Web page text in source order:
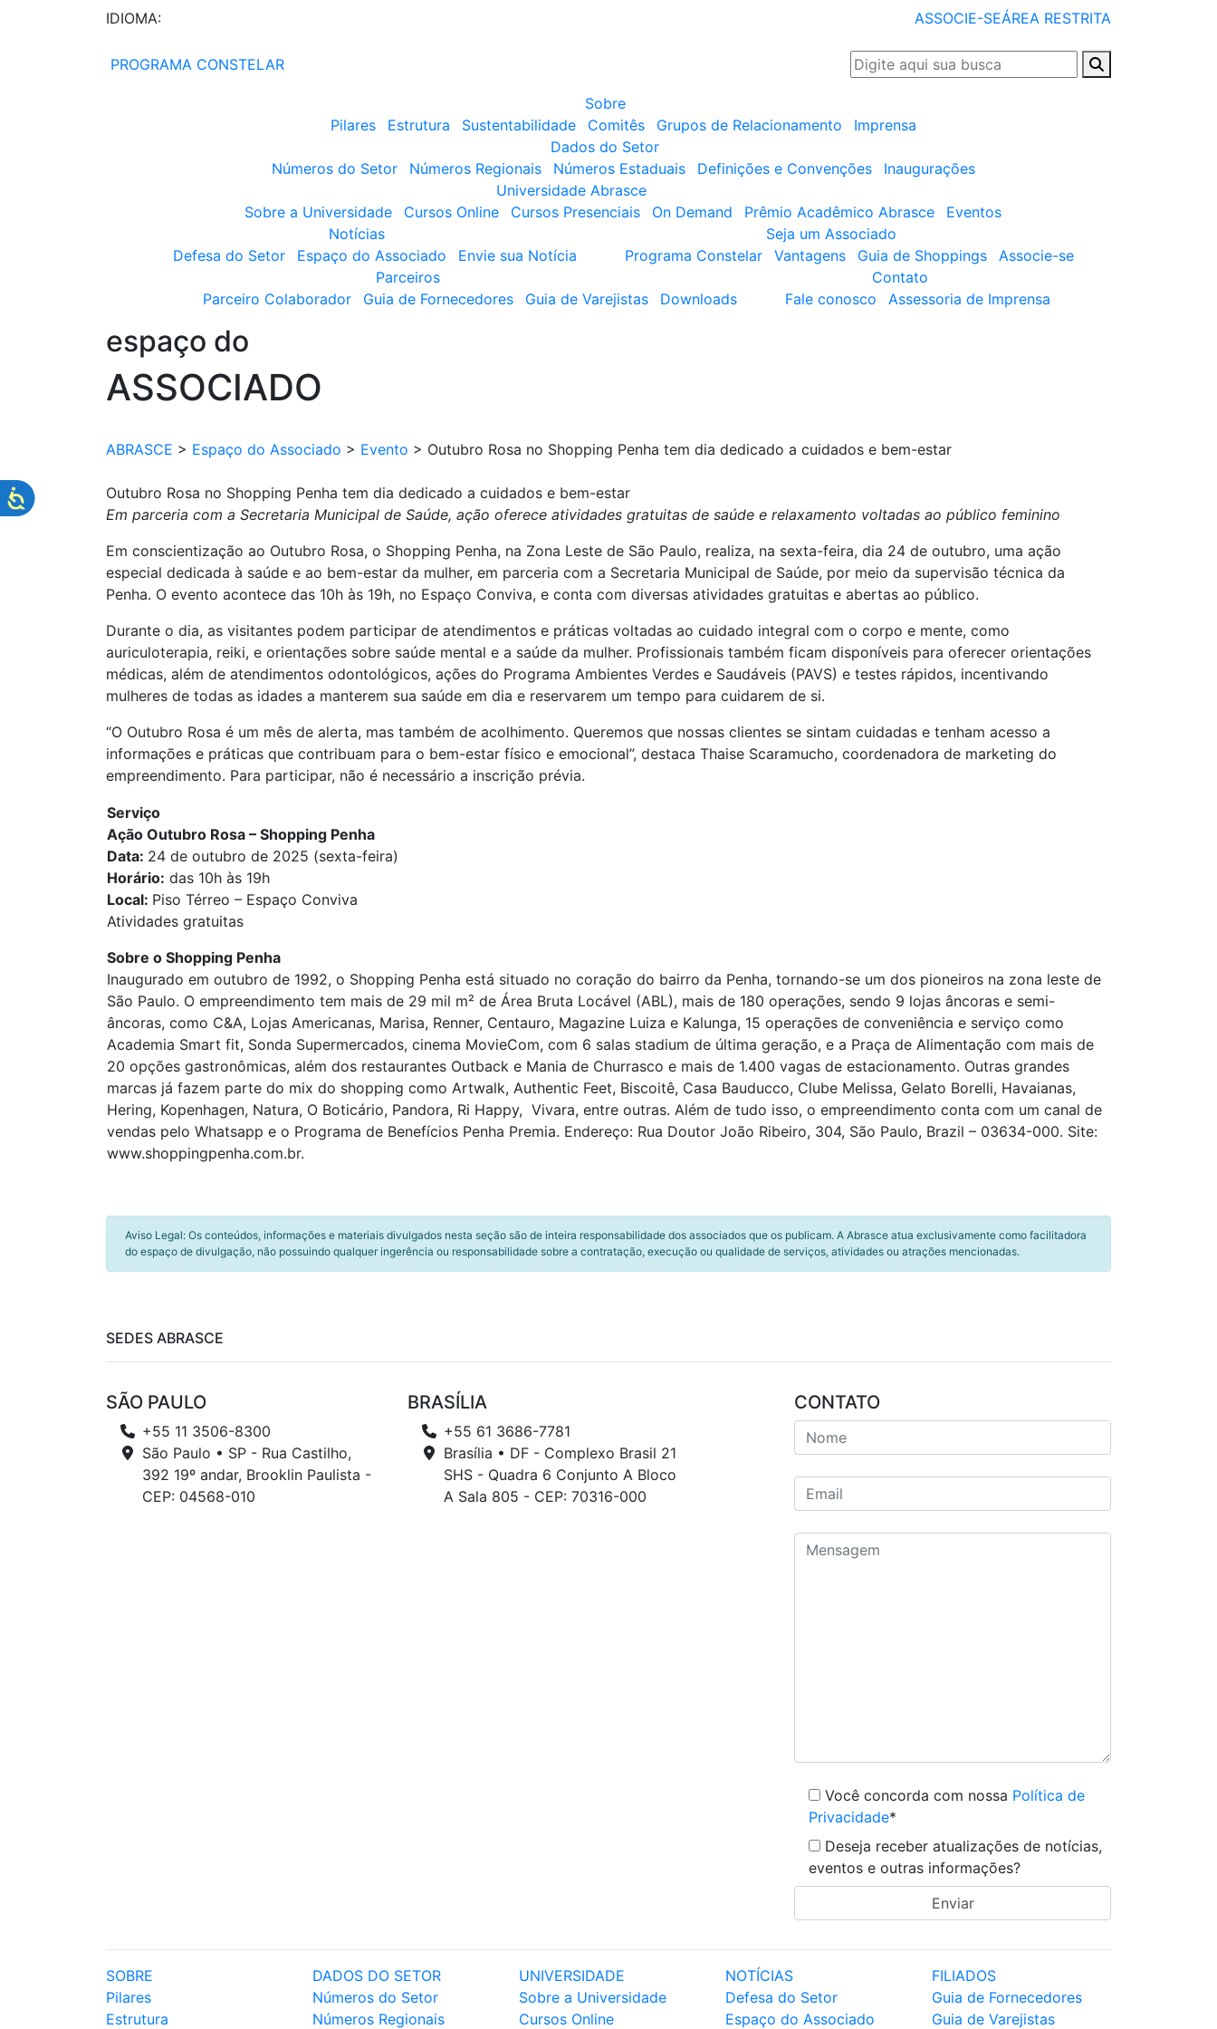
IDIOMA: ASSOCIE-SEÁREA RESTRITA
PROGRAMA CONSTELAR
Sobre
Pilares
Estrutura Sustentabilidade Comitês Grupos de Relacionamento
Imprensa
Dados do Setor
Números do Setor
Números Regionais Números Estaduais Definições e Convenções
Inaugurações
Universidade Abrasce
Sobre a Universidade
Cursos Online Cursos Presenciais On Demand Prêmio Acadêmico Abrasce
Eventos
Notícias
Defesa do Setor
Espaço do Associado Envie sua Notícia
Seja um Associado
Programa Constelar
Vantagens Guia de Shoppings
Associe-se
Parceiros
Parceiro Colaborador
Guia de Fornecedores Guia de Varejistas Downloads
Contato
Fale conosco
Assessoria de Imprensa
espaço do
ASSOCIADO
ABRASCE > Espaço do Associado > Evento > Outubro Rosa no Shopping Penha tem dia dedicado a cuidados e bem-estar
Outubro Rosa no Shopping Penha tem dia dedicado a cuidados e bem-estar
Em parceria com a Secretaria Municipal de Saúde, ação oferece atividades gratuitas de saúde e relaxamento voltadas ao público feminino
Em conscientização ao Outubro Rosa, o Shopping Penha, na Zona Leste de São Paulo, realiza, na sexta-feira, dia 24 de outubro, uma ação
especial dedicada à saúde e ao bem-estar da mulher, em parceria com a Secretaria Municipal de Saúde, por meio da supervisão técnica da
Penha. O evento acontece das 10h às 19h, no Espaço Conviva, e conta com diversas atividades gratuitas e abertas ao público.
Durante o dia, as visitantes podem participar de atendimentos e práticas voltadas ao cuidado integral com o corpo e mente, como
auriculoterapia, reiki, e orientações sobre saúde mental e a saúde da mulher. Profissionais também ficam disponíveis para oferecer orientações
médicas, além de atendimentos odontológicos, ações do Programa Ambientes Verdes e Saudáveis (PAVS) e testes rápidos, incentivando
mulheres de todas as idades a manterem sua saúde em dia e reservarem um tempo para cuidarem de si.
“O Outubro Rosa é um mês de alerta, mas também de acolhimento. Queremos que nossas clientes se sintam cuidadas e tenham acesso a
informações e práticas que contribuam para o bem-estar físico e emocional”, destaca Thaise Scaramucho, coordenadora de marketing do
empreendimento. Para participar, não é necessário a inscrição prévia.
Serviço
Ação Outubro Rosa – Shopping Penha
Data: 24 de outubro de 2025 (sexta-feira)
Horário: das 10h às 19h
Local: Piso Térreo – Espaço Conviva
Atividades gratuitas
Sobre o Shopping Penha
Inaugurado em outubro de 1992, o Shopping Penha está situado no coração do bairro da Penha, tornando-se um dos pioneiros na zona leste de
São Paulo. O empreendimento tem mais de 29 mil m² de Área Bruta Locável (ABL), mais de 180 operações, sendo 9 lojas âncoras e semi-
âncoras, como C&A, Lojas Americanas, Marisa, Renner, Centauro, Magazine Luiza e Kalunga, 15 operações de conveniência e serviço como
Academia Smart fit, Sonda Supermercados, cinema MovieCom, com 6 salas stadium de última geração, e a Praça de Alimentação com mais de
20 opções gastronômicas, além dos restaurantes Outback e Mania de Churrasco e mais de 1.400 vagas de estacionamento. Outras grandes
marcas já fazem parte do mix do shopping como Artwalk, Authentic Feet, Biscoitê, Casa Bauducco, Clube Melissa, Gelato Borelli, Havaianas,
Hering, Kopenhagen, Natura, O Boticário, Pandora, Ri Happy, Vivara, entre outras. Além de tudo isso, o empreendimento conta com um canal de
vendas pelo Whatsapp e o Programa de Benefícios Penha Premia. Endereço: Rua Doutor João Ribeiro, 304, São Paulo, Brazil – 03634-000. Site:
www.shoppingpenha.com.br.
Aviso Legal: Os conteúdos, informações e materiais divulgados nesta seção são de inteira responsabilidade dos associados que os publicam. A Abrasce atua exclusivamente como facilitadora
do espaço de divulgação, não possuindo qualquer ingerência ou responsabilidade sobre a contratação, execução ou qualidade de serviços, atividades ou atrações mencionadas.
SEDES ABRASCE
SÃO PAULO
+55 11 3506-8300
São Paulo • SP - Rua Castilho,
392 19º andar, Brooklin Paulista -
CEP: 04568-010
BRASÍLIA
+55 61 3686-7781
Brasília • DF - Complexo Brasil 21
SHS - Quadra 6 Conjunto A Bloco
A Sala 805 - CEP: 70316-000
CONTATO
Você concorda com nossa Política de
Privacidade*
Deseja receber atualizações de notícias,
eventos e outras informações?
SOBRE
Pilares
Estrutura
DADOS DO SETOR
Números do Setor
Números Regionais
UNIVERSIDADE
Sobre a Universidade
Cursos Online
NOTÍCIAS
Defesa do Setor
Espaço do Associado
FILIADOS
Guia de Fornecedores
Guia de Varejistas